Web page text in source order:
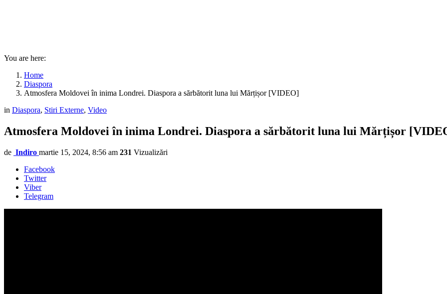
You are here:
Home
Diaspora
Atmosfera Moldovei în inima Londrei. Diaspora a sărbătorit luna lui Mărțișor [VIDEO]
in Diaspora, Stiri Externe, Video
Atmosfera Moldovei în inima Londrei. Diaspora a sărbătorit luna lui Mărțișor
de Indiro martie 15, 2024, 8:56 am 231 Vizualizări
Facebook
Twitter
Viber
Telegram